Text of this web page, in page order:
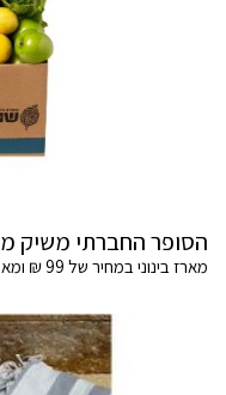
הסופר החברתי משיק
מארז בינוני במחיר של 99 ₪ ומארז גדול ב-149 ₪.